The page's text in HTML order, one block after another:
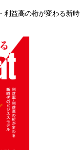
利益高の桁が変わる新時